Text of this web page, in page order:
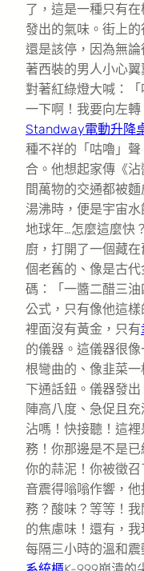
了，這是一種只有
發出的氣味。街上
還是該停，因為無
著西裝的男人小心
對著紅綠燈大喊：
一下啊！我要向左
Standway電動升降
種不祥的「咕嚕」
合。他想起家傳《
間萬物的交通都被
湯沸時，便是宇宙
地球年…怎麼這麼快
廚，打開了一個藏
個老舊的、像是古
碼：「一醬二醋三
公式，只有像他這
裡面沒有黃金，只有
的儀器。這儀器很
根彎曲的、像韭菜
下通話鈕。儀器發
陣高八度、急促且
沾嗎！快接聽！這
務！你那邊是不是
你的蒜泥！你被徵
音震得嗡嗡作響，
務？酸味？等等！
的焦慮味！還有，
每隔三小時的溫和